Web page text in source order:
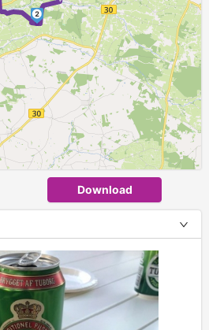
2
Download